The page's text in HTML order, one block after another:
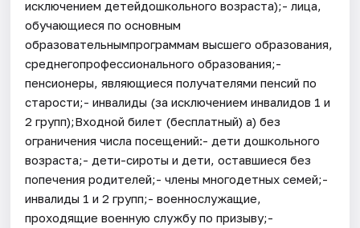
исключением детейдошкольного возраста);- лица,
обучающиеся по основным
образовательнымпрограммам высшего образования,
среднегопрофессионального образования;-
пенсионеры, являющиеся получателями пенсий по
старости;- инвалиды (за исключением инвалидов 1 и
2 групп);Входной билет (бесплатный) а) без
ограничения числа посещений:- дети дошкольного
возраста;- дети-сироты и дети, оставшиеся без
попечения родителей;- члены многодетных семей;-
инвалиды 1 и 2 групп;- военнослужащие,
проходящие военную службу по призыву;-